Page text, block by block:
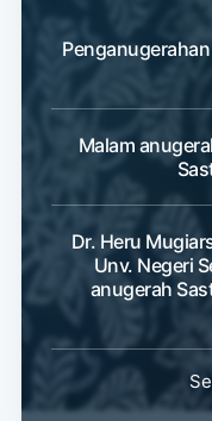
Malam
Dr. Heru
Unv. Negeri
anugerah